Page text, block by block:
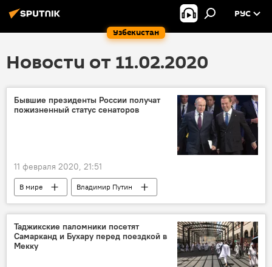
Узбекистан
РУС
Новости от 11.02.2020
Бывшие президенты России получат
пожизненный статус сенаторов
11 февраля 2020, 21:51
В мире
Владимир Путин
Дмитрий Медведев
Россия
президент
Таджикские паломники посетят
Самарканд и Бухару перед поездкой в
Мекку